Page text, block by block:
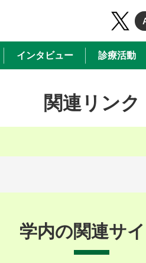
インタビュー 診療活動
関連リンク
学内の関連サ